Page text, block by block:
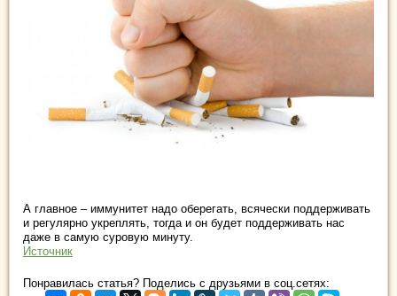
А главное – иммунитет надо оберегать, всячески поддерживать
и регулярно укреплять, тогда и он будет поддерживать нас
даже в самую суровую минуту.
Источник
Понравилась статья? Поделись с друзьями в соц.сетях: